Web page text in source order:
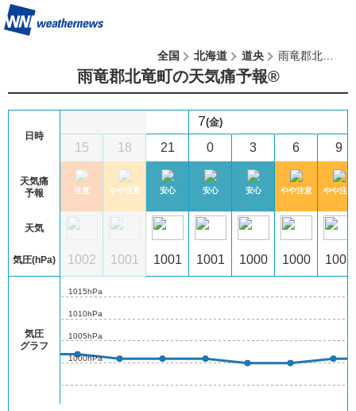
全国 北海道 道央 雨竜郡北竜町
雨竜郡北竜町の天気痛予報®︎
日時
天気痛
予報
天気
気圧(hPa)
気圧
グラフ
注意
1002
15
注意
1002
18
やや注意
1001
21
安心
1001
7(金)
0
安心
1001
3
安心
1000
6
やや注意
1000
9
やや注意
1001
1000hPa
1005hPa
1010hPa
1015hPa